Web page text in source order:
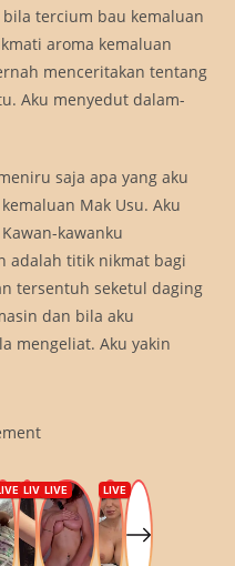
tercium bau kemaluan
aroma kemaluan
menceritakan tentang
Aku menyedut dalam-
saja apa yang aku
Mak Usu. Aku
kawanku
adalah titik nikmat bagi
tersentuh seketul daging
dan bila aku
mengeliat. Aku yakin